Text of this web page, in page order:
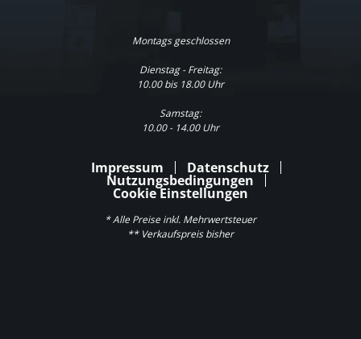
Montags geschlossen
Dienstag - Freitag:
10.00 bis 18.00 Uhr
Samstag:
10.00 - 14.00 Uhr
Impressum Datenschutz
Nutzungsbedingungen
Cookie Einstellungen
* Alle Preise inkl. Mehrwertsteuer
** Verkaufspreis bisher